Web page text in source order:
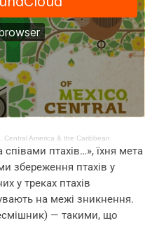
America & the Caribbean
птахів…», їхня мета
збереження птахів у
у треках птахів
на межі зникнення.
— такими, що